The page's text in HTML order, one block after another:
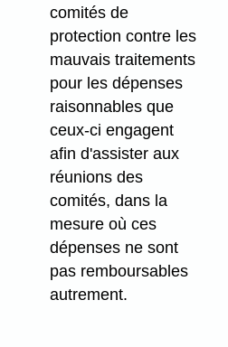
comités de
protection contre les
mauvais traitements
pour les dépenses
raisonnables que
ceux-ci engagent
afin d'assister aux
réunions des
comités, dans la
mesure où ces
dépenses ne sont
pas remboursables
autrement.